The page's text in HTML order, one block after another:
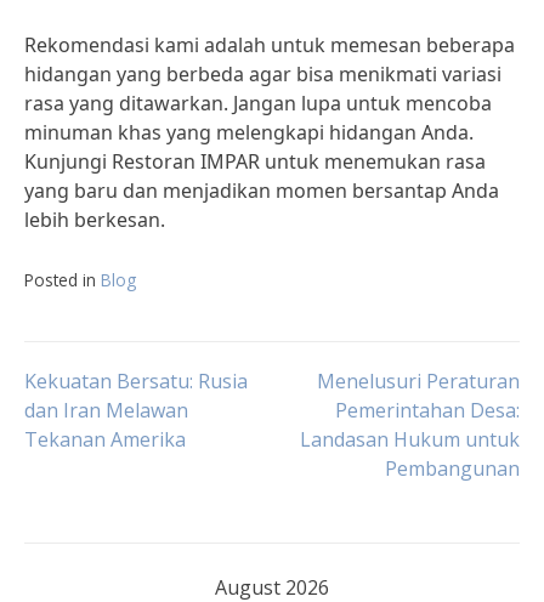
Rekomendasi kami adalah untuk memesan beberapa
hidangan yang berbeda agar bisa menikmati variasi
rasa yang ditawarkan. Jangan lupa untuk mencoba
minuman khas yang melengkapi hidangan Anda.
Kunjungi Restoran IMPAR untuk menemukan rasa
yang baru dan menjadikan momen bersantap Anda
lebih berkesan.
Posted in Blog
Post
navigation
Kekuatan Bersatu: Rusia
dan Iran Melawan
Tekanan Amerika
Menelusuri Peraturan
Pemerintahan Desa:
Landasan Hukum untuk
Pembangunan
August 2026